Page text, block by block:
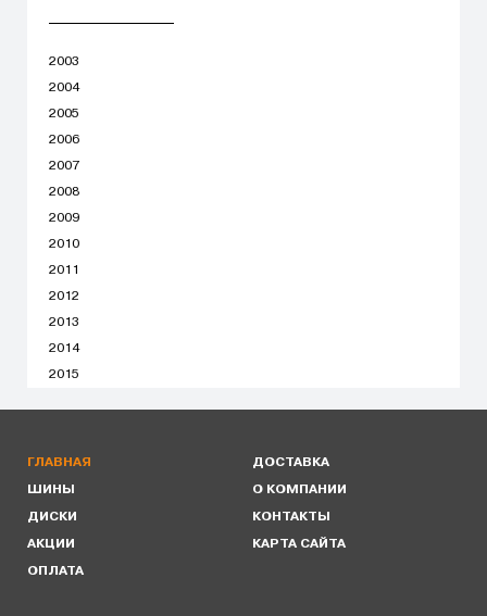
2003
2004
2005
2006
2007
2008
2009
2010
2011
2012
2013
2014
2015
ГЛАВНАЯ
ШИНЫ
ДИСКИ
АКЦИИ
ОПЛАТА
ДОСТАВКА
О КОМПАНИИ
КОНТАКТЫ
КАРТА САЙТА